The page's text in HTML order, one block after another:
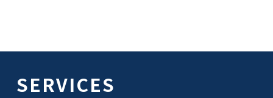
SERVICES